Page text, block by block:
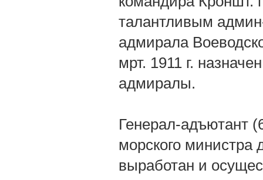
талантливым
адмирала
мрт. 1911 г.
адмиралы.
Генерал-адъютант
морского министра
выработан и